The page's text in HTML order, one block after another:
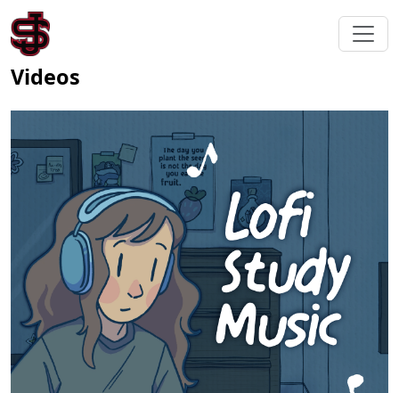
Videos